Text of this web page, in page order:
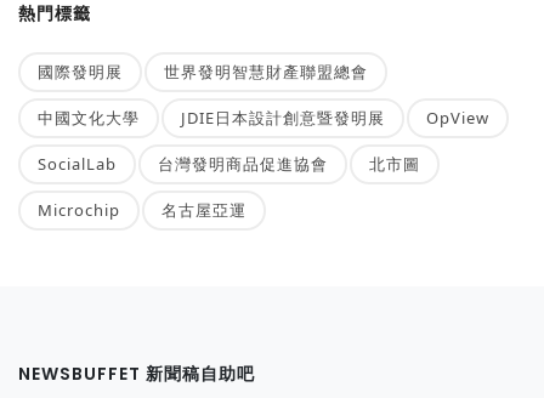
熱門標籤
國際發明展 世界發明智慧財產聯盟總會
中國文化大學 JDIE日本設計創意暨發明展 OpView
SocialLab 台灣發明商品促進協會 北市圖
Microchip 名古屋亞運
NEWSBUFFET 新聞稿自助吧